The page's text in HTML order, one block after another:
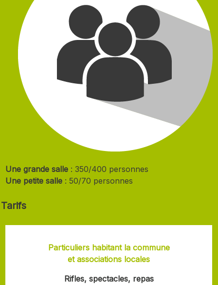
Une grande salle : 350/400 personnes
Une petite salle : 50/70 personnes
Tarifs
Particuliers habitant la commune
et associations locales
Rifles, spectacles, repas